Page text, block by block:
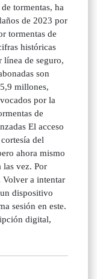
tormentas, ha
de 2023 por
tormentas de
históricas
línea de seguro,
son
millones,
por la
de
El acceso
del
ahora mismo
las vez. Por
Volver a intentar
dispositivo
sesión en este.
digital,